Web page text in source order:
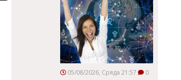
05/08/2026, Сряда 21:57 0